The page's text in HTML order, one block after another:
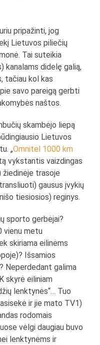
pripažinti, jog
Lietuvos piliečių
Tai suteikia
kanalams didelę galią,
tačiau kol kas
savo pareigą gerbti
naštos.
skambėjo liepą
Lietuvos
„Omnitel 1000 km
vykstantis vaizdingas
trasoje
gausus įvykių
tiesiosios) reginys.
sporto gerbėjai?
vienu metu
skiriama eilinėms
Išsamios
Neperdedant galima
skyrė eiliniam
lenktynės“… Tuo
ir jie mato TV1)
rodomais
vėlgi daugiau buvo
lenktynėms ir